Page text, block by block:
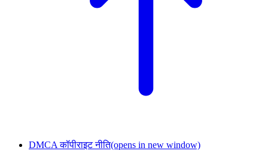
DMCA कॉपीराइट नीति(opens in new window)